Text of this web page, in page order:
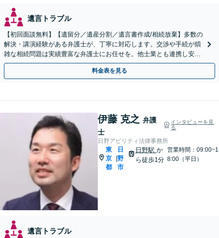
遺言トラブル
【初回面談無料】【遺留分／遺産分割／遺言書作成/相続放棄】多数の
解決・講演経験がある弁護士が、丁寧に対応します。交渉や手続が煩
雑な相続問題は実績豊富な弁護士にお任せを。他士業とも連携し安
心・スピード解決！【府中駅3分】
料金表を見る
伊藤 克之 弁護
士
インタビューを見
る
日野アビリティ法律事務所
東
京
都
日
野
市
日野駅 か
ら徒歩1分
営業時間：09:00~1
8:00（平日）
遺言トラブル